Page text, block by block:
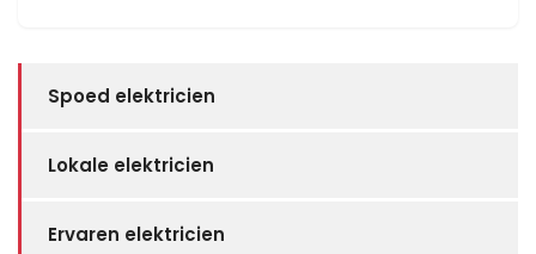
Spoed elektricien
Lokale elektricien
Ervaren elektricien